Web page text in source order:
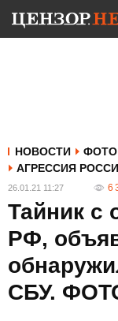
НОВОСТИ
ФОТО
АГРЕССИЯ
26.01.21 11:27 6
Тайник с
РФ,
СБУ.